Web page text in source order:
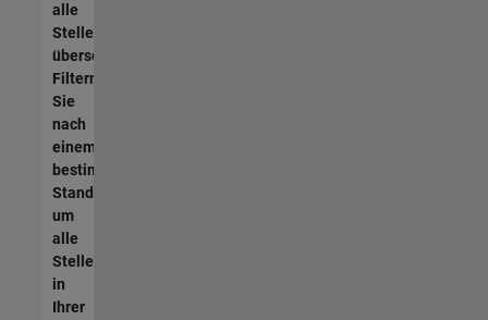
alle
Stellen
übersetzt.
Filtern
Sie
nach
einem
bestimmten
Standort,
um
alle
Stellenangebote
in
Ihrer